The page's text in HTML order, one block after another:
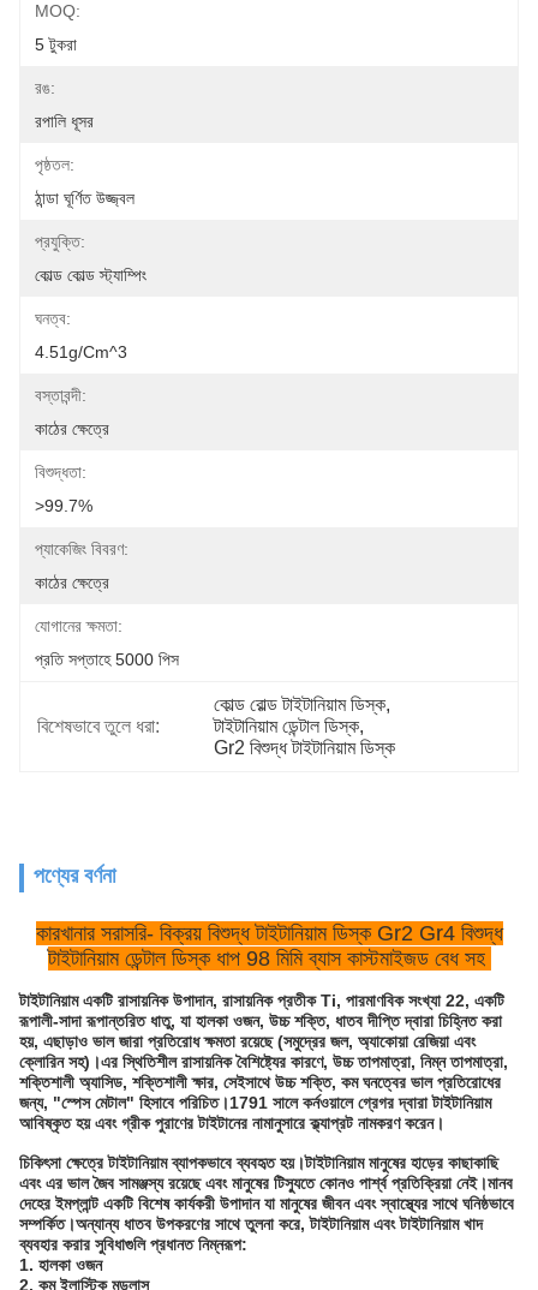
MOQ:
5 টুকরা
রঙ:
রপালি ধূসর
পৃষ্ঠতল:
ঠান্ডা ঘূর্ণিত উজ্জ্বল
প্রযুক্তি:
কোল্ড কোল্ড স্ট্যাম্পিং
ঘনত্ব:
4.51g/cm^3
বস্তাবন্দী:
কাঠের ক্ষেত্রে
বিশুদ্ধতা:
>99.7%
প্যাকেজিং বিবরণ:
কাঠের ক্ষেত্রে
যোগানের ক্ষমতা:
প্রতি সপ্তাহে 5000 পিস
বিশেষভাবে তুলে ধরা:
কোল্ড রোল্ড টাইটানিয়াম ডিস্ক,
টাইটানিয়াম ডেন্টাল ডিস্ক,
Gr2 বিশুদ্ধ টাইটানিয়াম ডিস্ক
পণ্যের বর্ণনা
কারখানার সরাসরি- বিক্রয় বিশুদ্ধ টাইটানিয়াম ডিস্ক Gr2 Gr4 বিশুদ্ধ
টাইটানিয়াম ডেন্টাল ডিস্ক ধাপ 98 মিমি ব্যাস কাস্টমাইজড বেধ সহ
টাইটানিয়াম একটি রাসায়নিক উপাদান, রাসায়নিক প্রতীক Ti, পারমাণবিক সংখ্যা 22, একটি
রূপালী-সাদা রূপান্তরিত ধাতু, যা হালকা ওজন, উচ্চ শক্তি, ধাতব দীপ্তি দ্বারা চিহ্নিত করা
হয়, এছাড়াও ভাল জারা প্রতিরোধ ক্ষমতা রয়েছে (সমুদ্রের জল, অ্যাকোয়া রেজিয়া এবং
ক্লোরিন সহ)।এর স্থিতিশীল রাসায়নিক বৈশিষ্ট্যের কারণে, উচ্চ তাপমাত্রা, নিম্ন তাপমাত্রা,
শক্তিশালী অ্যাসিড, শক্তিশালী ক্ষার, সেইসাথে উচ্চ শক্তি, কম ঘনত্বের ভাল প্রতিরোধের
জন্য, "স্পেস মেটাল" হিসাবে পরিচিত।1791 সালে কর্নওয়ালে গ্রেগর দ্বারা টাইটানিয়াম
আবিষ্কৃত হয় এবং গ্রীক পুরাণের টাইটানের নামানুসারে ক্ল্যাপ্রট নামকরণ করেন।
চিকিৎসা ক্ষেত্রে টাইটানিয়াম ব্যাপকভাবে ব্যবহৃত হয়।টাইটানিয়াম মানুষের হাড়ের কাছাকাছি
এবং এর ভাল জৈব সামঞ্জস্য রয়েছে এবং মানুষের টিস্যুতে কোনও পার্শ্ব প্রতিক্রিয়া নেই।মানব
দেহের ইমপ্লান্ট একটি বিশেষ কার্যকরী উপাদান যা মানুষের জীবন এবং স্বাস্থ্যের সাথে ঘনিষ্ঠভাবে
সম্পর্কিত।অন্যান্য ধাতব উপকরণের সাথে তুলনা করে, টাইটানিয়াম এবং টাইটানিয়াম খাদ
ব্যবহার করার সুবিধাগুলি প্রধানত নিম্নরূপ:
1. হালকা ওজন
2. কম ইলাস্টিক মডুলাস